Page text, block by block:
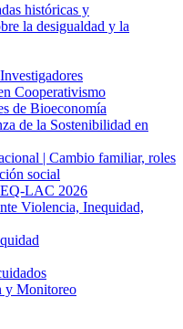
históricas y
la desigualdad y la
Cooperativismo
de Bioeconomía
de la Sostenibilidad en
| Cambio familiar, roles
social
LAC 2026
Violencia, Inequidad,
y Monitoreo